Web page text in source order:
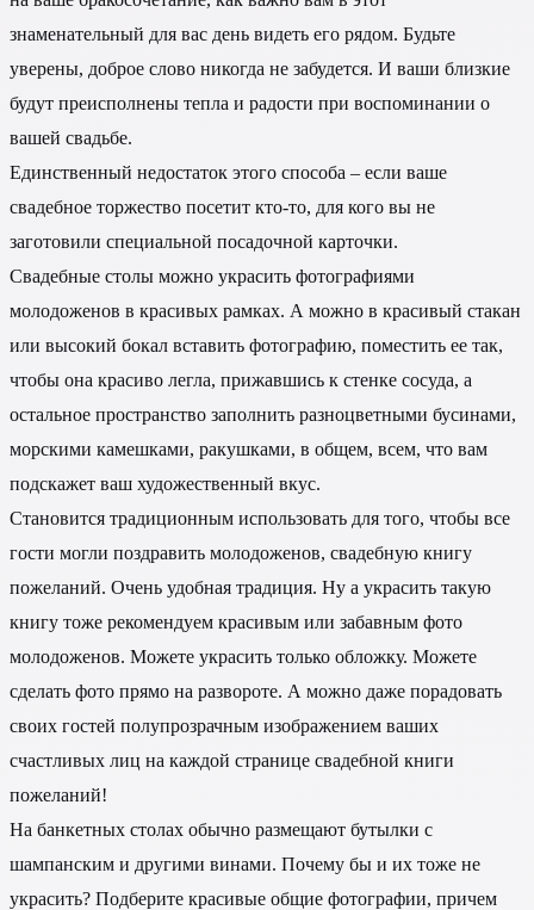
знаменательный для вас день видеть его рядом. Будьте
уверены, доброе слово никогда не забудется. И ваши близкие
будут преисполнены тепла и радости при воспоминании о
вашей свадьбе.
Единственный недостаток этого способа – если ваше
свадебное торжество посетит кто-то, для кого вы не
заготовили специальной посадочной карточки.
Свадебные столы можно украсить фотографиями
молодоженов в красивых рамках. А можно в красивый стакан
или высокий бокал вставить фотографию, поместить ее так,
чтобы она красиво легла, прижавшись к стенке сосуда, а
остальное пространство заполнить разноцветными бусинами,
морскими камешками, ракушками, в общем, всем, что вам
подскажет ваш художественный вкус.
Становится традиционным использовать для того, чтобы все
гости могли поздравить молодоженов, свадебную книгу
пожеланий. Очень удобная традиция. Ну а украсить такую
книгу тоже рекомендуем красивым или забавным фото
молодоженов. Можете украсить только обложку. Можете
сделать фото прямо на развороте. А можно даже порадовать
своих гостей полупрозрачным изображением ваших
счастливых лиц на каждой странице свадебной книги
пожеланий!
На банкетных столах обычно размещают бутылки с
шампанским и другими винами. Почему бы и их тоже не
украсить? Подберите красивые общие фотографии, причем